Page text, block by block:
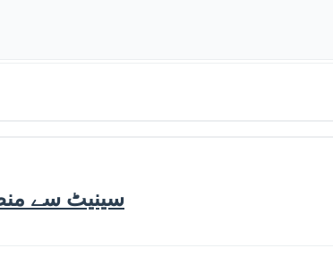
سینیٹ سے منظور 27 ویں آئینی ترمیم بل قومی اسمبلی میں پیش،